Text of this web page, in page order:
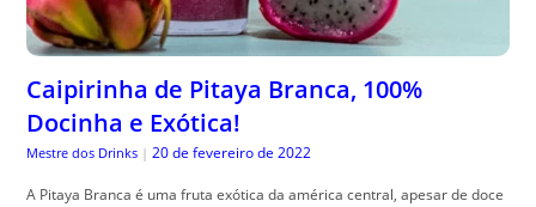
Caipirinha de Pitaya Branca, 100%
Docinha e Exótica!
Mestre dos Drinks | 20 de fevereiro de 2022
A Pitaya Branca é uma fruta exótica da américa central, apesar de doce